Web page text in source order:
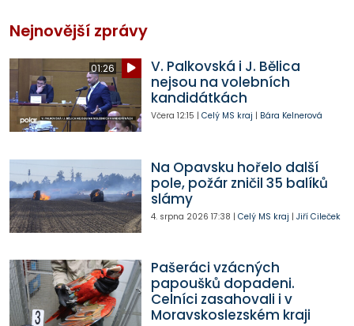
Nejnovější zprávy
01:26
V. Palkovská i J. Bělica
nejsou na volebních
kandidátkách
Včera 12:15 | Celý MS kraj | Bára Kelnerová
Na Opavsku hořelo další
pole, požár zničil 35 balíků
slámy
4. srpna 2026 17:38 | Celý MS kraj | Jiří Cileček
Pašeráci vzácných
papoušků dopadeni.
Celníci zasahovali i v
Moravskoslezském kraji